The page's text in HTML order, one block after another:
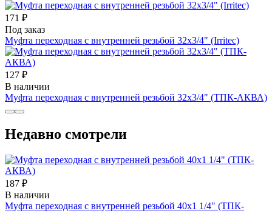
171 ₽
Под заказ
Муфта переходная с внутренней резьбой 32х3/4" (Irritec)
127 ₽
В наличии
Муфта переходная с внутренней резьбой 32х3/4" (ТПК-АКВА)
Недавно смотрели
187 ₽
В наличии
Муфта переходная с внутренней резьбой 40х1 1/4" (ТПК-